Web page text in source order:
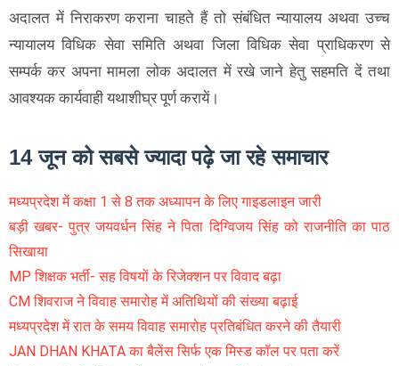
अदालत में निराकरण कराना चाहते हैं तो संबंधित न्यायालय अथवा उच्च
न्यायालय विधिक सेवा समिति अथवा जिला विधिक सेवा प्राधिकरण से
सम्पर्क कर अपना मामला लोक अदालत में रखे जाने हेतु सहमति दें तथा
आवश्यक कार्यवाही यथाशीघ्र पूर्ण करायें।
14 जून को सबसे ज्यादा पढ़े जा रहे समाचार
मध्यप्रदेश में कक्षा 1 से 8 तक अध्यापन के लिए गाइडलाइन जारी
बड़ी खबर- पुत्र जयवर्धन सिंह ने पिता दिग्विजय सिंह को राजनीति का पाठ
सिखाया
MP शिक्षक भर्ती- सह विषयों के रिजेक्शन पर विवाद बढ़ा
CM शिवराज ने विवाह समारोह में अतिथियों की संख्या बढ़ाई
मध्यप्रदेश में रात के समय विवाह समारोह प्रतिबंधित करने की तैयारी
JAN DHAN KHATA का बैलेंस सिर्फ एक मिस्ड कॉल पर पता करें